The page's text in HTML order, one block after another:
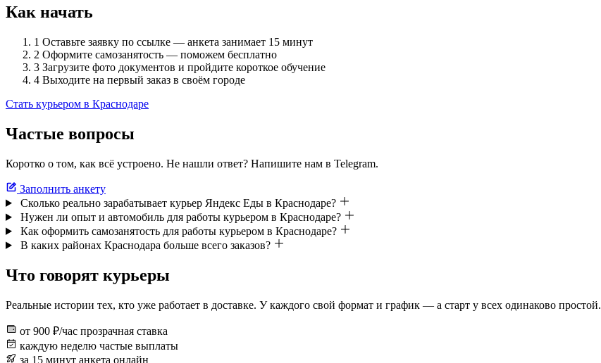
Как начать
1 Оставьте заявку по ссылке — анкета занимает 15 минут
2 Оформите самозанятость — поможем бесплатно
3 Загрузите фото документов и пройдите короткое обучение
4 Выходите на первый заказ в своём городе
Стать курьером в Краснодаре
Частые вопросы
Коротко о том, как всё устроено. Не нашли ответ? Напишите нам в Telegram.
Заполнить анкету
Сколько реально зарабатывает курьер Яндекс Еды в Краснодаре?
Нужен ли опыт и автомобиль для работы курьером в Краснодаре?
Как оформить самозанятость для работы курьером в Краснодаре?
В каких районах Краснодара больше всего заказов?
Что говорят курьеры
Реальные истории тех, кто уже работает в доставке. У каждого свой формат и график — а старт у всех одинаково простой.
от 900 ₽/час прозрачная ставка
каждую неделю частые выплаты
за 15 минут анкета онлайн